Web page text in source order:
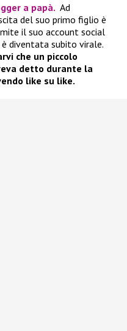
a papà. Ad
del suo primo figlio è
il suo account social
diventata subito virale.
che un piccolo
detto durante la
like su like.